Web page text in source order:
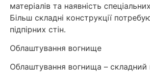
матеріалів та наявність
Більш складні конструкції
підпірних стін.
Облаштування вогнище
Облаштування вогнища – складний